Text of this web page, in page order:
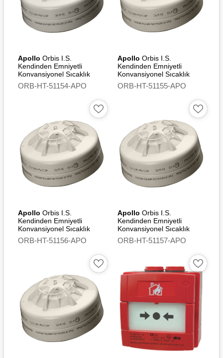
Apollo Orbis I.S.
Kendinden Emniyetli
Konvansiyonel Sıcaklık
Dedektörü (CR) - Flashing
Led
ORB-HT-51154-APO
Apollo Orbis I.S.
Kendinden Emniyetli
Konvansiyonel Sıcaklık
Dedektörü (CS)
ORB-HT-51155-APO
Apollo Orbis I.S.
Kendinden Emniyetli
Konvansiyonel Sıcaklık
Dedektörü (CS) - Flashing
Led
ORB-HT-51156-APO
Apollo Orbis I.S.
Kendinden Emniyetli
Konvansiyonel Sıcaklık
Dedektörü (A1S)
ORB-HT-51157-APO